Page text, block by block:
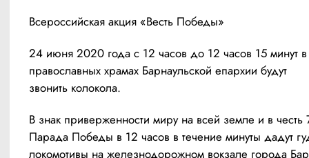
Всероссийская акция «Весть Победы»
24 июня 2020 года с 12 часов до 12 часов 15 минут в
православных храмах Барнаульской епархии будут
звонить колокола.
В знак приверженности миру на всей земле и в честь
Парада Победы в 12 часов в течение минуты дадут
локомотивы на железнодорожном вокзале города